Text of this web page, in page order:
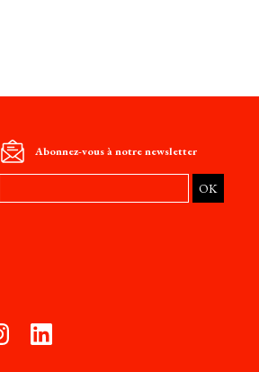
Abonnez-vous à notre newsletter
e-